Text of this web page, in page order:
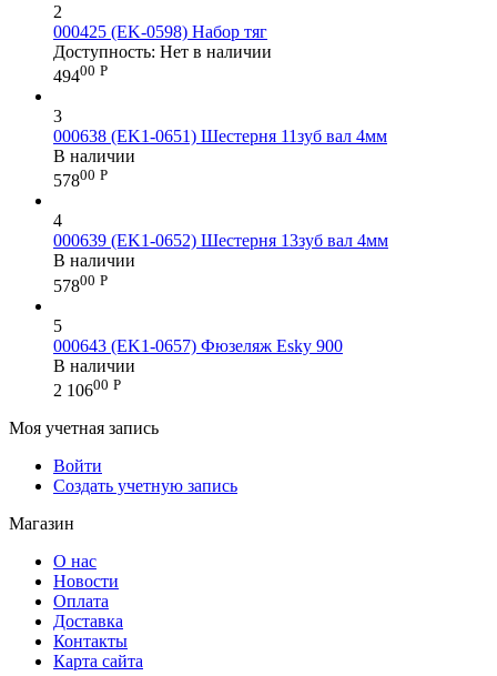
2
000425 (EK-0598) Набор тяг
Доступность: Нет в наличии
49400 Р
3
000638 (EK1-0651) Шестерня 11зуб вал 4мм
В наличии
57800 Р
4
000639 (EK1-0652) Шестерня 13зуб вал 4мм
В наличии
57800 Р
5
000643 (EK1-0657) Фюзеляж Esky 900
В наличии
2 10600 Р
Моя учетная запись
Войти
Создать учетную запись
Магазин
О нас
Новости
Оплата
Доставка
Контакты
Карта сайта